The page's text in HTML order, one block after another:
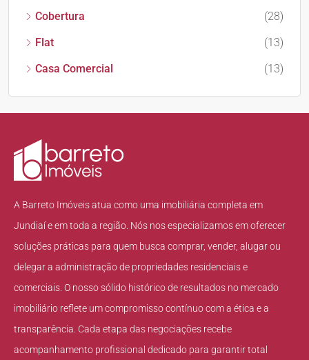
Cobertura
(28)
Flat
(13)
Casa Comercial
(13)
A Barreto Imóveis atua como uma imobiliária completa em
Jundiaí e em toda a região. Nós nos especializamos em oferecer
soluções práticas para quem busca comprar, vender, alugar ou
delegar a administração de propriedades residenciais e
comerciais. O nosso sólido histórico de resultados no mercado
imobiliário reflete um compromisso contínuo com a ética e a
transparência. Cada etapa das negociações recebe
acompanhamento profissional dedicado para garantir total